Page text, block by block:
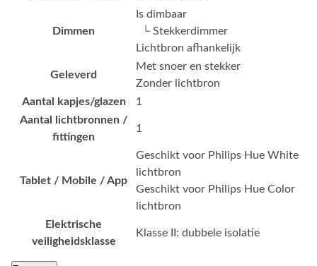
Dimmen
Is dimbaar
└ Stekkerdimmer
Lichtbron afhankelijk
Geleverd
Met snoer en stekker
Zonder lichtbron
Aantal kapjes/glazen
1
Aantal lichtbronnen /
fittingen
1
Tablet / Mobile / App
Geschikt voor Philips Hue White
lichtbron
Geschikt voor Philips Hue Color
lichtbron
Elektrische
veiligheidsklasse
Klasse II: dubbele isolatie